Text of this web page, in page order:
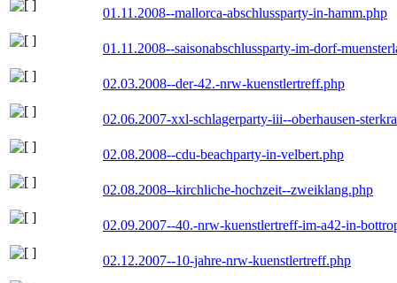
01.11.2008--mallorca-abschlussparty-in-hamm.php
01.11.2008--saisonabschlussparty-im-dorf-
02.03.2008--der-42.-nrw-kuenstlertreff.php
02.06.2007-xxl-schlagerparty-iii--oberhausen-
02.08.2008--cdu-beachparty-in-velbert.php
02.08.2008--kirchliche-hochzeit--zweiklang.php
02.09.2007--40.-nrw-kuenstlertreff-im-a42-in-
02.12.2007--10-jahre-nrw-kuenstlertreff.php